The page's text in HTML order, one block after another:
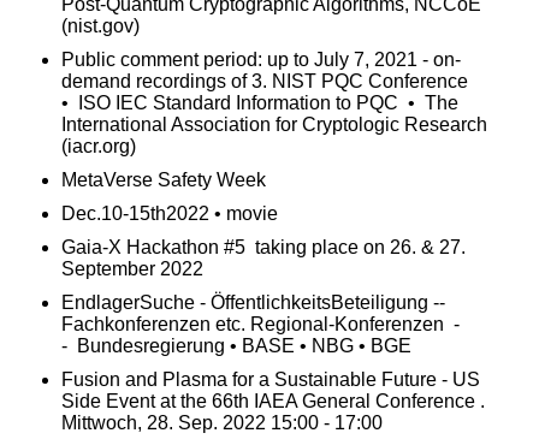
Post-Quantum Cryptographic Algorithms, NCCoE
(nist.gov)
Public comment period: up to July 7, 2021 - on-
demand recordings of 3. NIST PQC Conference
• ISO IEC Standard Information to PQC • The
International Association for Cryptologic Research
(iacr.org)
MetaVerse Safety Week
Dec.10-15th2022 • movie
Gaia-X Hackathon #5 taking place on 26. & 27.
September 2022
EndlagerSuche - ÖffentlichkeitsBeteiligung --
Fachkonferenzen etc. Regional-Konferenzen -
- Bundesregierung • BASE • NBG • BGE
Fusion and Plasma for a Sustainable Future - US
Side Event at the 66th IAEA General Conference .
Mittwoch, 28. Sep. 2022 15:00 - 17:00